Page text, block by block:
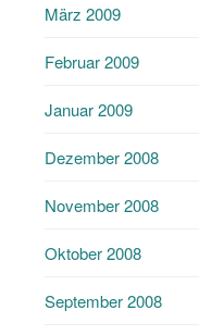
März 2009
Februar 2009
Januar 2009
Dezember 2008
November 2008
Oktober 2008
September 2008